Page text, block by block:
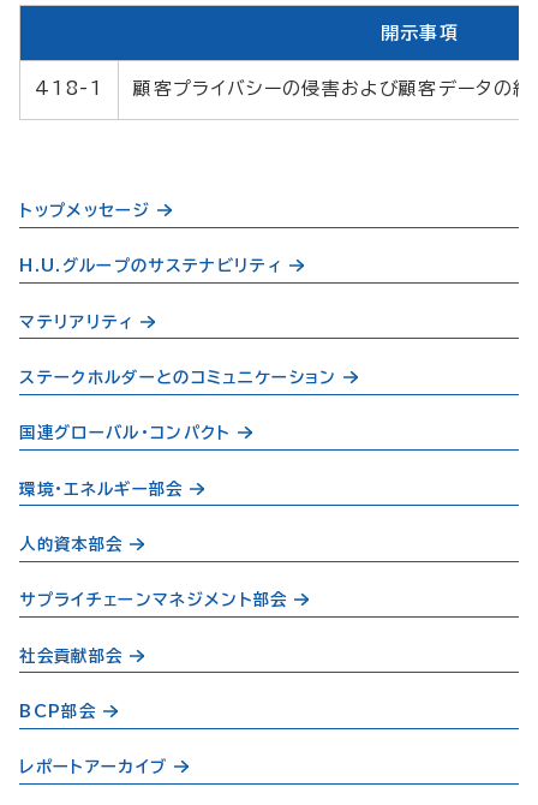
開示事項
418-1 顧客プライバシーの侵害および顧客データの
トップメッセージ
H.U.グループのサステナビリティ
マテリアリティ
ステークホルダーとのコミュニケーション
国連グローバル・コンパクト
環境・エネルギー部会
人的資本部会
サプライチェーンマネジメント部会
社会貢献部会
BCP部会
レポートアーカイブ